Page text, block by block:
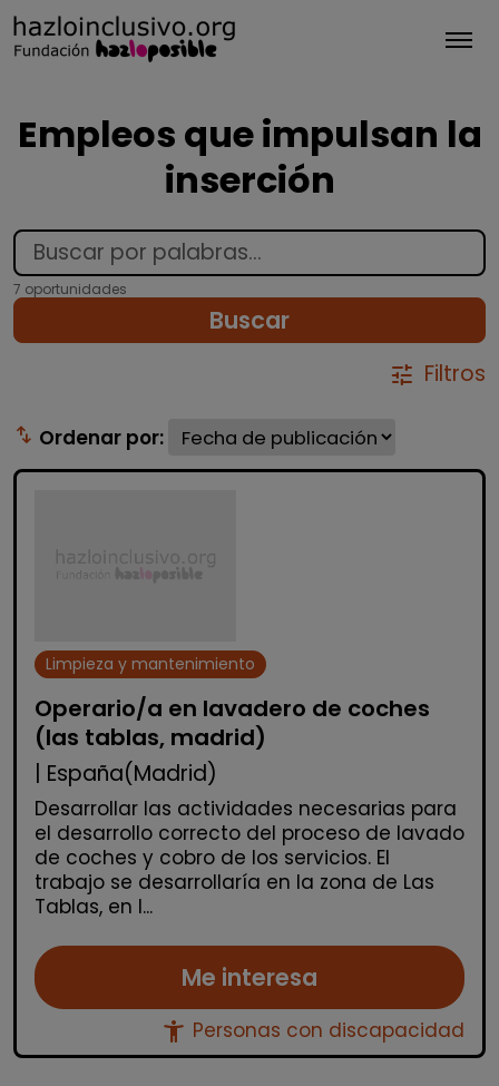
Empleos que impulsan la
inserción
7 oportunidades
Buscar
tune Filtros
swap_vert Ordenar por:
Limpieza y mantenimiento
Operario/a en lavadero de coches
(las tablas, madrid)
| España(Madrid)
Desarrollar las actividades necesarias para
el desarrollo correcto del proceso de lavado
de coches y cobro de los servicios. El
trabajo se desarrollaría en la zona de Las
Tablas, en l...
Me interesa
accessibility_new Personas con discapacidad